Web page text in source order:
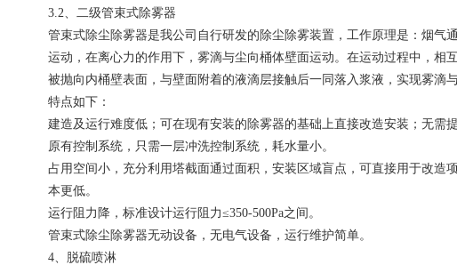
3.2、二级管束式除雾器
管束式除尘除雾器是我公司自行研发的除尘除雾装置，工作原理是：烟气
运动，在离心力的作用下，雾滴与尘向桶体壁面运动。在运动过程中，相
被抛向内桶壁表面，与壁面附着的液滴层接触后一同落入浆液，实现雾滴与
特点如下：
建造及运行难度低；可在现有安装的除雾器的基础上直接改造安装；无需
原有控制系统，只需一层冲洗控制系统，耗水量小。
占用空间小，充分利用塔截面通过面积，安装区域盲点，可直接用于改造
本更低。
运行阻力降，标准设计运行阻力≤350-500Pa之间。
管束式除尘除雾器无动设备，无电气设备，运行维护简单。
4、脱硫喷淋